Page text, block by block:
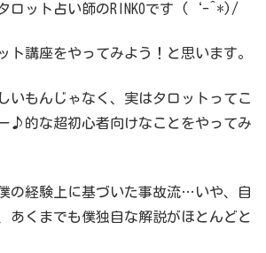
ロット占い師のRINKOです (‘-^*)/
ト講座をやってみよう！と思います。
いもんじゃなく、実はタロットってこ
♪的な超初心者向けなことをやってみ
の経験上に基づいた事故流…いや、自
あくまでも僕独自な解説がほとんどと